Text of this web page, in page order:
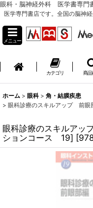
眼科・脳神経外科 医学書専門
医学専門書店です。全国の脳神
メニュー
カテゴリ 商品
ホーム > 眼科 > 角・結膜疾患
> 眼科診療のスキルアップ 前
眼科診療のスキルア
ションコース 19] [